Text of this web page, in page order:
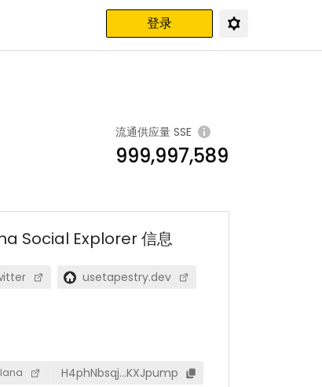
登录
流通供应量 SSE
999,997,589
Social Explorer信息
usetapestry.dev
H4phNbsqj…KXJpump